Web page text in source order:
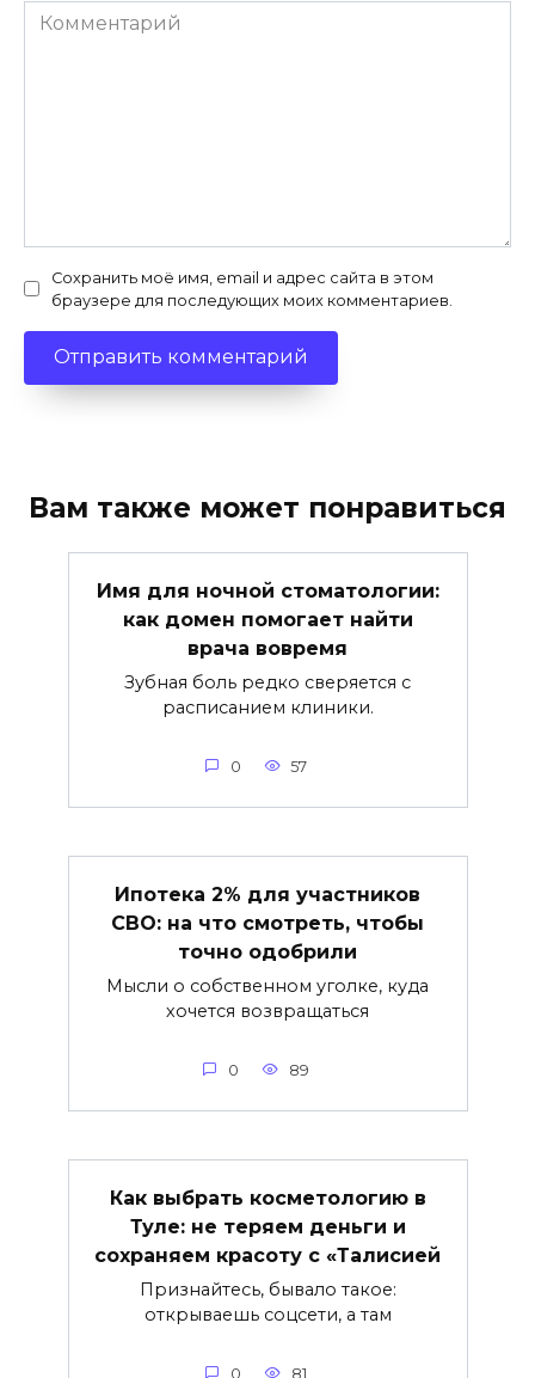
Комментарий
Сохранить моё имя, email и адрес сайта в этом
браузере для последующих моих комментариев.
Вам также может понравиться
Имя для ночной стоматологии:
как домен помогает найти
врача вовремя
Зубная боль редко сверяется с
расписанием клиники.
0 57
Ипотека 2% для участников
СВО: на что смотреть, чтобы
точно одобрили
Мысли о собственном уголке, куда
хочется возвращаться
0 89
Как выбрать косметологию в
Туле: не теряем деньги и
сохраняем красоту с «Талисией
Признайтесь, бывало такое:
открываешь соцсети, а там
0 81